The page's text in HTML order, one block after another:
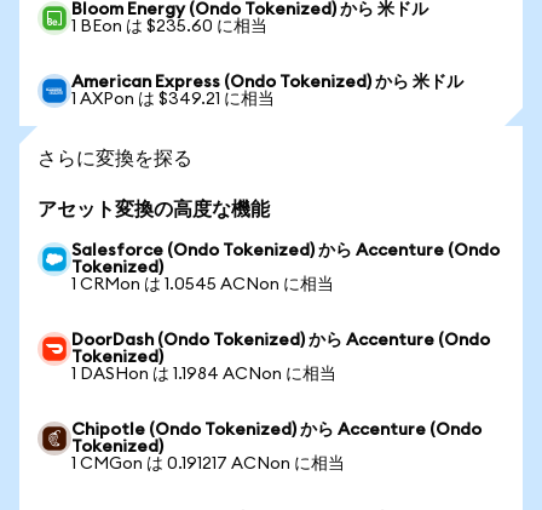
Bloom Energy (Ondo Tokenized) から 米ドル
1 BEon は $235.60 に相当
American Express (Ondo Tokenized) から 米ドル
1 AXPon は $349.21 に相当
さらに変換を探る
アセット変換の高度な機能
Salesforce (Ondo Tokenized) から Accenture (Ondo
Tokenized)
1 CRMon は 1.0545 ACNon に相当
DoorDash (Ondo Tokenized) から Accenture (Ondo
Tokenized)
1 DASHon は 1.1984 ACNon に相当
Chipotle (Ondo Tokenized) から Accenture (Ondo
Tokenized)
1 CMGon は 0.191217 ACNon に相当